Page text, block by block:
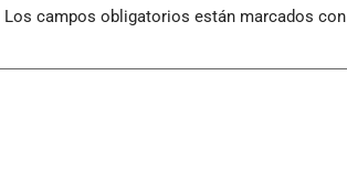
Los campos obligatorios están marcados con